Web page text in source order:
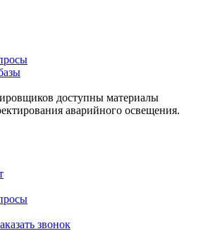
доступны материалы
аварийного освещения.
звонок